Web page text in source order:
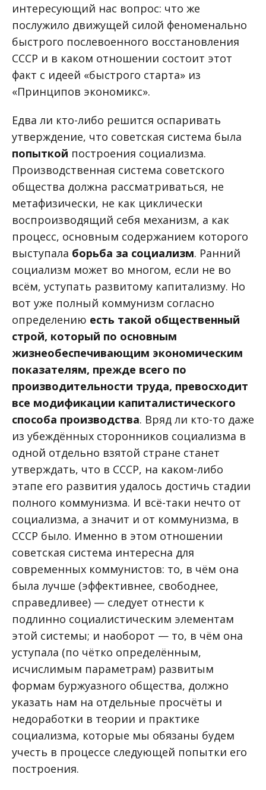
интересующий нас вопрос: что же
послужило движущей силой феноменально
быстрого послевоенного восстановления
СССР и в каком отношении состоит этот
факт с идеей «быстрого старта» из
«Принципов экономикс».
Едва ли кто-либо решится оспаривать
утверждение, что советская система была
попыткой построения социализма.
Производственная система советского
общества должна рассматриваться, не
метафизически, не как циклически
воспроизводящий себя механизм, а как
процесс, основным содержанием которого
выступала борьба за социализм. Ранний
социализм может во многом, если не во
всём, уступать развитому капитализму. Но
вот уже полный коммунизм согласно
определению есть такой общественный
строй, который по основным
жизнеобеспечивающим экономическим
показателям, прежде всего по
производительности труда, превосходит
все модификации капиталистического
способа производства. Вряд ли кто-то даже
из убеждённых сторонников социализма в
одной отдельно взятой стране станет
утверждать, что в СССР, на каком-либо
этапе его развития удалось достичь стадии
полного коммунизма. И всё-таки нечто от
социализма, а значит и от коммунизма, в
СССР было. Именно в этом отношении
советская система интересна для
современных коммунистов: то, в чём она
была лучше (эффективнее, свободнее,
справедливее) — следует отнести к
подлинно социалистическим элементам
этой системы; и наоборот — то, в чём она
уступала (по чётко определённым,
исчислимым параметрам) развитым
формам буржуазного общества, должнo
указать нам на отдельные просчёты и
недоработки в теории и практике
социализма, которые мы обязаны будем
учесть в процессе следующей попытки его
построения.